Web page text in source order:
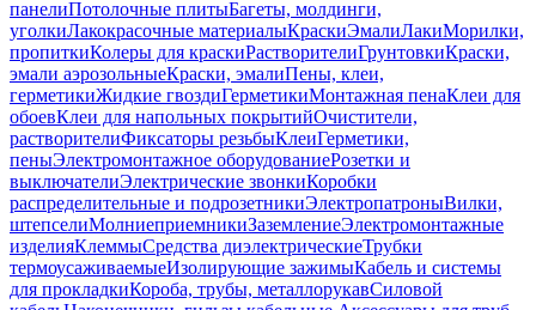
панелиПотолочные плитыБагеты, молдинги,
уголкиЛакокрасочные материалыКраскиЭмалиЛакиМорилки,
пропиткиКолеры для краскиРастворителиГрунтовкиКраски,
эмали аэрозольныеКраски, эмалиПены, клеи,
герметикиЖидкие гвоздиГерметикиМонтажная пенаКлеи для
обоевКлеи для напольных покрытийОчистители,
растворителиФиксаторы резьбыКлеиГерметики,
пеныЭлектромонтажное оборудованиеРозетки и
выключателиЭлектрические звонкиКоробки
распределительные и подрозетникиЭлектропатроныВилки,
штепселиМолниеприемникиЗаземлениеЭлектромонтажные
изделияКлеммыСредства диэлектрическиеТрубки
термоусаживаемыеИзолирующие зажимыКабель и системы
для прокладкиКороба, трубы, металлорукавСиловой